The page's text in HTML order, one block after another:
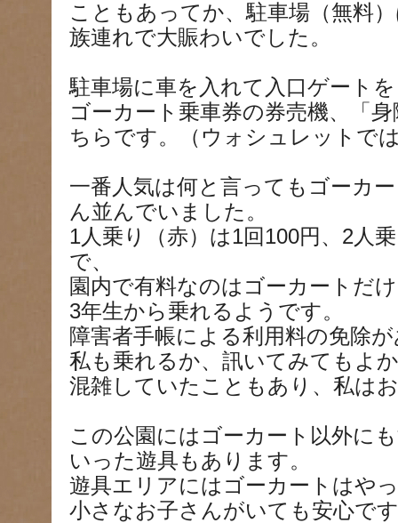
こともあってか、駐車場（無料
族連れで大賑わいでした。
駐車場に車を入れて入口ゲート
ゴーカート乗車券の券売機、「
ちらです。（ウォシュレットで
一番人気は何と言ってもゴーカ
ん並んでいました。
1人乗り（赤）は1回100円、2人
で、
園内で有料なのはゴーカートだ
3年生から乗れるようです。
障害者手帳による利用料の免除
私も乗れるか、訊いてみてもよ
混雑していたこともあり、私は
この公園にはゴーカート以外に
いった遊具もあります。
遊具エリアにはゴーカートはや
小さなお子さんがいても安心で